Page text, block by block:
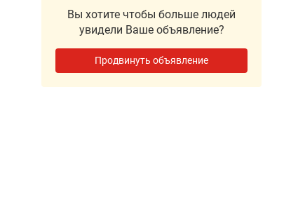
Вы хотите чтобы больше людей
увидели Ваше объявление?
Продвинуть объявление